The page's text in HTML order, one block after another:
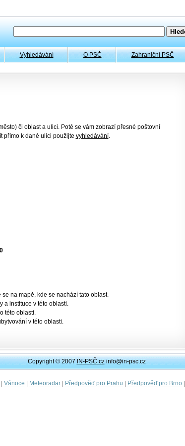
Vyhledávání O PSČ Zahraniční PSČ
či oblast a ulici. Poté se vám zobrazí přesné poštovní
přímo k dané ulici použijte vyhledávání.
se na mapě, kde se nachází tato oblast.
a instituce v této oblasti.
této oblasti.
v této oblasti.
Copyright © 2007IN-PSČ.czinfo@in-psc.cz
Vánoce | Meteoradar| Předpověď pro Prahu | Předpověď pro Brno|